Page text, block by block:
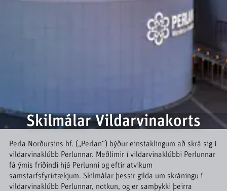
Skilmálar Vildarvinakorts
Perla Norðursins hf. („Perlan“) býður einstaklingum að skrá sig í
vildarvinaklúbb Perlunnar. Meðlimir í vildarvinaklúbbi Perlunnar
fá ýmis fríðindi hjá Perlunni og eftir atvikum
samstarfsfyrirtækjum. Skilmálar þessir gilda um skráningu í
vildarvinaklúbb Perlunnar, notkun, og er samþykki þeirra